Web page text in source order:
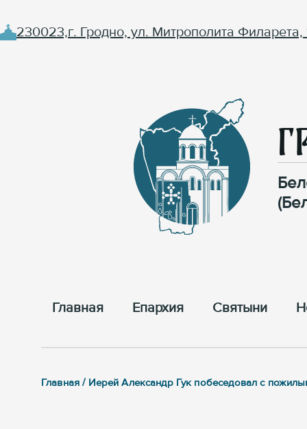
230023,г. Гродно, ул. Митрополита Филарета,
Главная Епархия Cвятыни
Главная / Иерей Александр Гук побеседовал с